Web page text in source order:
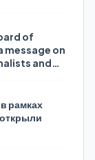
of
message on
and
рамках